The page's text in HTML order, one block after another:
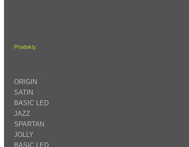
Produkty
ORIGIN
SATIN
BASIC LED
JAZZ
SPARTAN
JOLLY
BASIC LED